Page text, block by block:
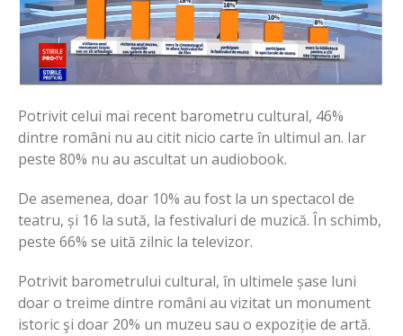
Potrivit celui mai recent barometru cultural, 46%
dintre români nu au citit nicio carte în ultimul an. Iar
peste 80% nu au ascultat un audiobook.
De asemenea, doar 10% au fost la un spectacol de
teatru, și 16 la sută, la festivaluri de muzică. În schimb,
peste 66% se uită zilnic la televizor.
Potrivit barometrului cultural, în ultimele șase luni
doar o treime dintre români au vizitat un monument
istoric şi doar 20% un muzeu sau o expoziție de artă.